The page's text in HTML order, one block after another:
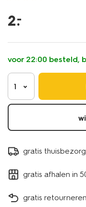
kantoor/agendas/
28x16-
bloemen-
14170117.html
2.
–
voor 22:00 besteld,
1
gratis
gratis afhalen in
gratis